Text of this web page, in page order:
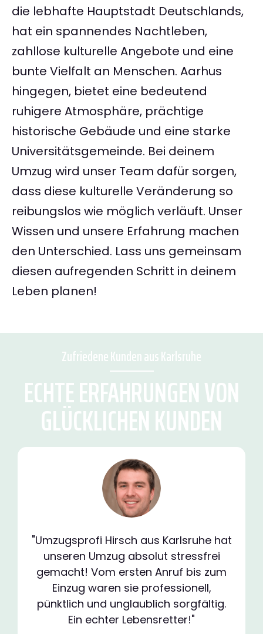
die lebhafte Hauptstadt Deutschlands,
hat ein spannendes Nachtleben,
zahllose kulturelle Angebote und eine
bunte Vielfalt an Menschen. Aarhus
hingegen, bietet eine bedeutend
ruhigere Atmosphäre, prächtige
historische Gebäude und eine starke
Universitätsgemeinde. Bei deinem
Umzug wird unser Team dafür sorgen,
dass diese kulturelle Veränderung so
reibungslos wie möglich verläuft. Unser
Wissen und unsere Erfahrung machen
den Unterschied. Lass uns gemeinsam
diesen aufregenden Schritt in deinem
Leben planen!
Zufriedene Kunden aus Karlsruhe
ECHTE ERFAHRUNGEN VON
GLÜCKLICHEN KUNDEN
"Umzugsprofi Hirsch aus Karlsruhe hat
unseren Umzug absolut stressfrei
gemacht! Vom ersten Anruf bis zum
Einzug waren sie professionell,
pünktlich und unglaublich sorgfältig.
Ein echter Lebensretter!"